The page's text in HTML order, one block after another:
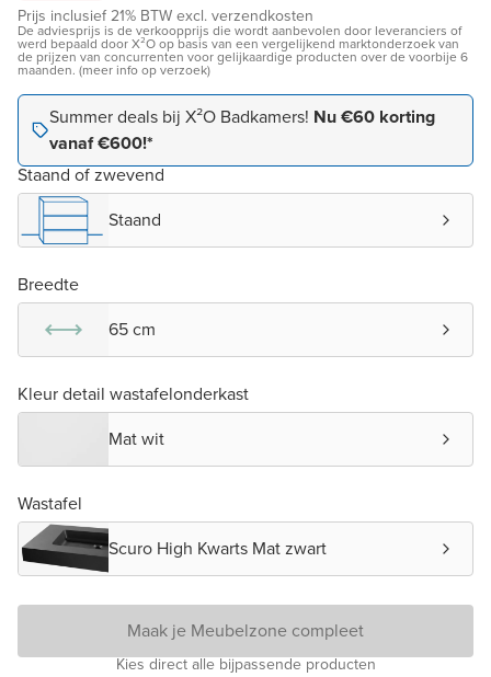
Prijs inclusief 21% BTW excl. verzendkosten
De adviesprijs is de verkoopprijs die wordt aanbevolen door leveranciers of
werd bepaald door X²O op basis van een vergelijkend marktonderzoek van
de prijzen van concurrenten voor gelijkaardige producten over de voorbije 6
maanden. (meer info op verzoek)
Summer deals bij X²O Badkamers! Nu €60 korting
vanaf €600!*
Staand of zwevend
Staand
Breedte
65 cm
Kleur detail wastafelonderkast
Mat wit
Wastafel
Scuro High Kwarts Mat zwart
Maak je Meubelzone compleet
Kies direct alle bijpassende producten